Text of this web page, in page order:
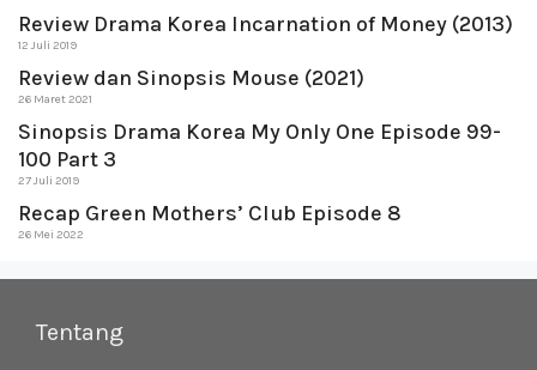
Review Drama Korea Incarnation of Money (2013)
12 Juli 2019
Review dan Sinopsis Mouse (2021)
26 Maret 2021
Sinopsis Drama Korea My Only One Episode 99-
100 Part 3
27 Juli 2019
Recap Green Mothers’ Club Episode 8
26 Mei 2022
Tentang